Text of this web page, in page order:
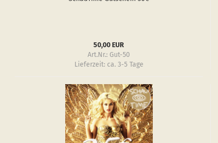
50,00 EUR
Art.Nr.: Gut-50
Lieferzeit: ca. 3-5 Tage